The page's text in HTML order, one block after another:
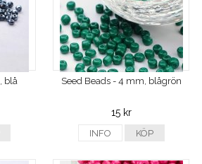
blå
Seed Beads - 4 mm, blågrön
15 kr
INFO KÖP